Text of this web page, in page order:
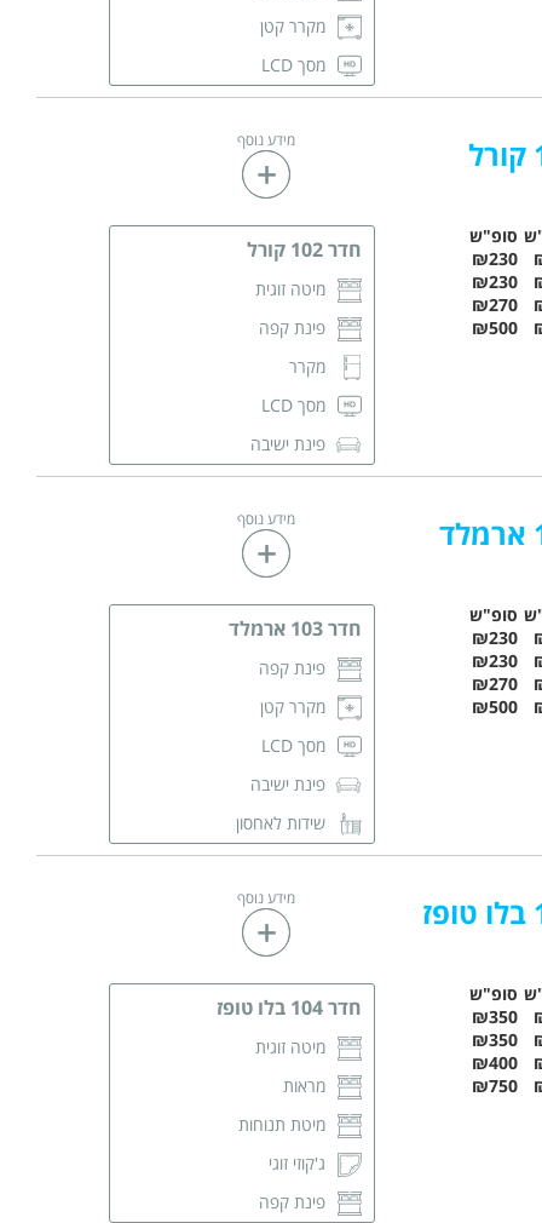
מקרר קטן
מסך LCD
שידות לאחסון
מגבות רחצה
חדר רחצה פרטי
סופ"ש
₪230
₪230
₪270
₪500
חדר 102 קורל
מיטה זוגית
פינת קפה
מקרר
מסך LCD
פינת ישיבה
שידות לאחסון
מגבות רחצה
חדר רחצה פרטי
מידע נוסף
סופ"ש
₪230
₪230
₪270
₪500
חדר 103 ארמלד
פינת קפה
מקרר קטן
מסך LCD
פינת ישיבה
שידות לאחסון
מגבות רחצה
חדר רחצה פרטי
מידע נוסף
סופ"ש
₪350
₪350
₪400
₪750
חדר 104 בלו טופז
מיטה זוגית
מראות
מיטת תנוחות
ג'קוזי זוגי
פינת קפה
מידע נוסף